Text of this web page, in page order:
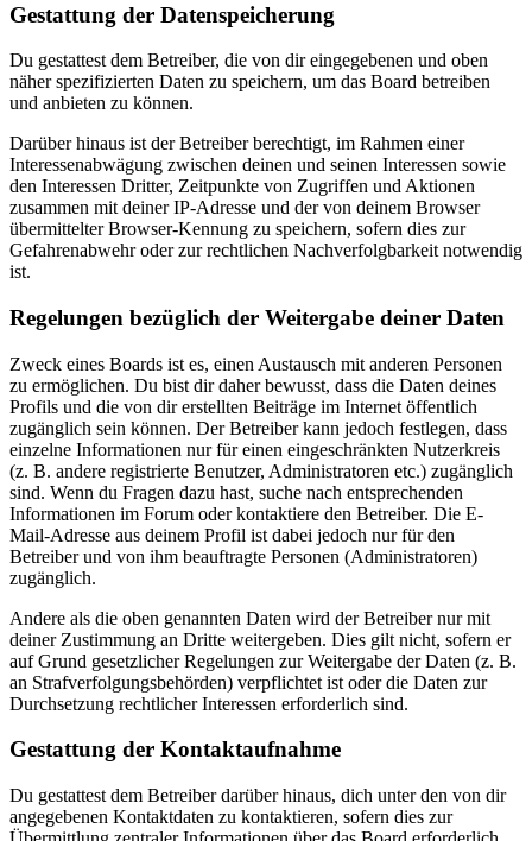
Gestattung der Datenspeicherung
Du gestattest dem Betreiber, die von dir eingegebenen und oben
näher spezifizierten Daten zu speichern, um das Board betreiben
und anbieten zu können.
Darüber hinaus ist der Betreiber berechtigt, im Rahmen einer
Interessenabwägung zwischen deinen und seinen Interessen sowie
den Interessen Dritter, Zeitpunkte von Zugriffen und Aktionen
zusammen mit deiner IP-Adresse und der von deinem Browser
übermittelter Browser-Kennung zu speichern, sofern dies zur
Gefahrenabwehr oder zur rechtlichen Nachverfolgbarkeit notwendig
ist.
Regelungen bezüglich der Weitergabe deiner Daten
Zweck eines Boards ist es, einen Austausch mit anderen Personen
zu ermöglichen. Du bist dir daher bewusst, dass die Daten deines
Profils und die von dir erstellten Beiträge im Internet öffentlich
zugänglich sein können. Der Betreiber kann jedoch festlegen, dass
einzelne Informationen nur für einen eingeschränkten Nutzerkreis
(z. B. andere registrierte Benutzer, Administratoren etc.) zugänglich
sind. Wenn du Fragen dazu hast, suche nach entsprechenden
Informationen im Forum oder kontaktiere den Betreiber. Die E-
Mail-Adresse aus deinem Profil ist dabei jedoch nur für den
Betreiber und von ihm beauftragte Personen (Administratoren)
zugänglich.
Andere als die oben genannten Daten wird der Betreiber nur mit
deiner Zustimmung an Dritte weitergeben. Dies gilt nicht, sofern er
auf Grund gesetzlicher Regelungen zur Weitergabe der Daten (z. B.
an Strafverfolgungsbehörden) verpflichtet ist oder die Daten zur
Durchsetzung rechtlicher Interessen erforderlich sind.
Gestattung der Kontaktaufnahme
Du gestattest dem Betreiber darüber hinaus, dich unter den von dir
angegebenen Kontaktdaten zu kontaktieren, sofern dies zur